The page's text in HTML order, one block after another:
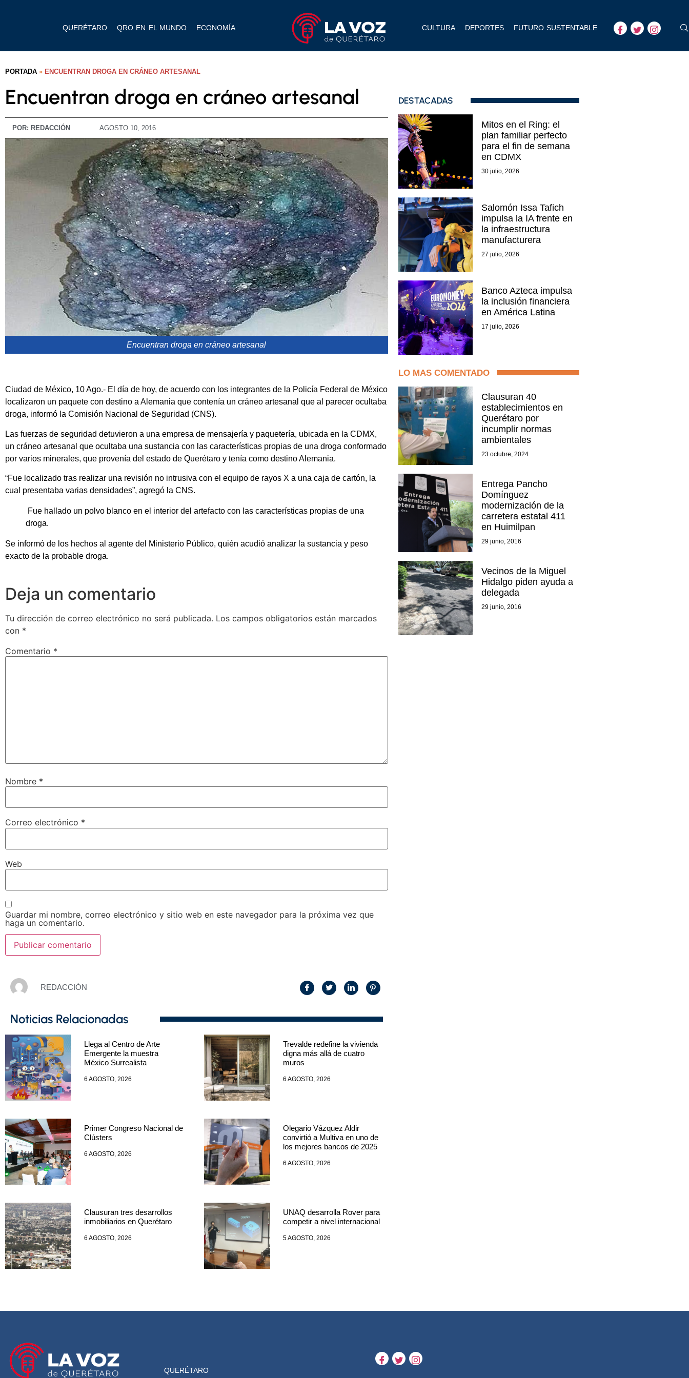
QUERÉTARO QRO EN EL MUNDO ECONOMÍA CULTURA DEPORTES FUTURO SUSTENTABLE
PORTADA » ENCUENTRAN DROGA EN CRÁNEO ARTESANAL
Encuentran droga en cráneo artesanal
POR: REDACCIÓN AGOSTO 10, 2016
Encuentran droga en cráneo artesanal
Ciudad de México, 10 Ago.- El día de hoy, de acuerdo con los integrantes de la Policía Federal de México
localizaron un paquete con destino a Alemania que contenía un cráneo artesanal que al parecer ocultaba
droga, informó la Comisión Nacional de Seguridad (CNS).
Las fuerzas de seguridad detuvieron a una empresa de mensajería y paquetería, ubicada en la CDMX,
un cráneo artesanal que ocultaba una sustancia con las características propias de una droga conformado
por varios minerales, que provenía del estado de Querétaro y tenía como destino Alemania.
“Fue localizado tras realizar una revisión no intrusiva con el equipo de rayos X a una caja de cartón, la
cual presentaba varias densidades”, agregó la CNS.
Fue hallado un polvo blanco en el interior del artefacto con las características propias de una
droga.
Se informó de los hechos al agente del Ministerio Público, quién acudió analizar la sustancia y peso
exacto de la probable droga.
Deja un comentario
Tu dirección de correo electrónico no será publicada. Los campos obligatorios están marcados
con *
Comentario *
Nombre *
Correo electrónico *
Web
Guardar mi nombre, correo electrónico y sitio web en este navegador para la próxima vez que
haga un comentario.
REDACCIÓN
Noticias Relacionadas
Llega al Centro de Arte
Emergente la muestra
México Surrealista
6 AGOSTO, 2026
Trevalde redefine la vivienda
digna más allá de cuatro
muros
6 AGOSTO, 2026
Primer Congreso Nacional de
Clústers
6 AGOSTO, 2026
Olegario Vázquez Aldir
convirtió a Multiva en uno de
los mejores bancos de 2025
6 AGOSTO, 2026
Clausuran tres desarrollos
inmobiliarios en Querétaro
6 AGOSTO, 2026
UNAQ desarrolla Rover para
competir a nivel internacional
5 AGOSTO, 2026
DESTACADAS
Mitos en el Ring: el
plan familiar perfecto
para el fin de semana
en CDMX
30 julio, 2026
Salomón Issa Tafich
impulsa la IA frente en
la infraestructura
manufacturera
27 julio, 2026
Banco Azteca impulsa
la inclusión financiera
en América Latina
17 julio, 2026
LO MAS COMENTADO
Clausuran 40
establecimientos en
Querétaro por
incumplir normas
ambientales
23 octubre, 2024
Entrega Pancho
Domínguez
modernización de la
carretera estatal 411
en Huimilpan
29 junio, 2016
Vecinos de la Miguel
Hidalgo piden ayuda a
delegada
29 junio, 2016
QUERÉTARO